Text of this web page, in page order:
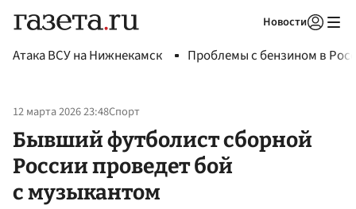
Новости
Атака ВСУ на Нижнекамск Проблемы с бензином в
12 марта 2026 23:48Спорт
Бывший футболист сборной
России проведет бой
с музыкантом